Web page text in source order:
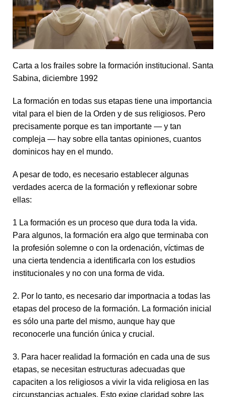
Carta a los frailes sobre la formación institucional. Santa
Sabina, diciembre 1992
La formación en todas sus etapas tiene una importancia
vital para el bien de la Orden y de sus religiosos. Pero
precisamente porque es tan importante — y tan
compleja — hay sobre ella tantas opiniones, cuantos
dominicos hay en el mundo.
A pesar de todo, es necesario establecer algunas
verdades acerca de la formación y reflexionar sobre
ellas:
1 La formación es un proceso que dura toda la vida.
Para algunos, la formación era algo que terminaba con
la profesión solemne o con la ordenación, víctimas de
una cierta tendencia a identificarla con los estudios
institucionales y no con una forma de vida.
2. Por lo tanto, es necesario dar importnacia a todas las
etapas del proceso de la formación. La formación inicial
es sólo una parte del mismo, aunque hay que
reconocerle una función única y crucial.
3. Para hacer realidad la formación en cada una de sus
etapas, se necesitan estructuras adecuadas que
capaciten a los religiosos a vivir la vida religiosa en las
circunstancias actuales. Esto exige claridad sobre las